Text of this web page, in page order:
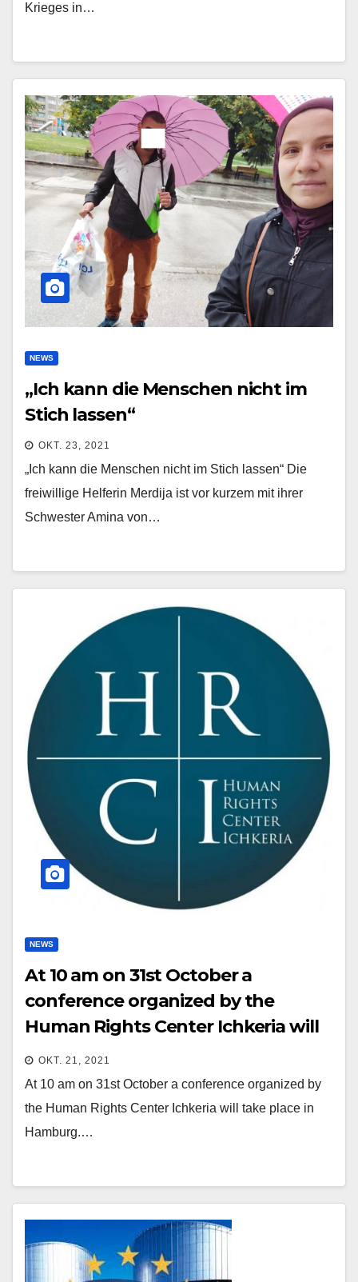
Krieges in…
NEWS
„Ich kann die Menschen nicht im
Stich lassen“
OKT. 23, 2021
„Ich kann die Menschen nicht im Stich lassen“ Die
freiwillige Helferin Merdija ist vor kurzem mit ihrer
Schwester Amina von…
NEWS
At 10 am on 31st October a
conference organized by the
Human Rights Center Ichkeria will
take place in Hamburg
OKT. 21, 2021
At 10 am on 31st October a conference organized by
the Human Rights Center Ichkeria will take place in
Hamburg.…